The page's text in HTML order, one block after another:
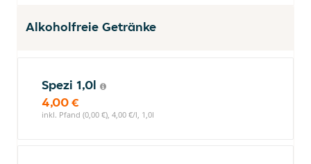
Alkoholfreie Getränke
Spezi 1,0l
4,00 €
inkl. Pfand (0,00 €), 4,00 €/l, 1,0l